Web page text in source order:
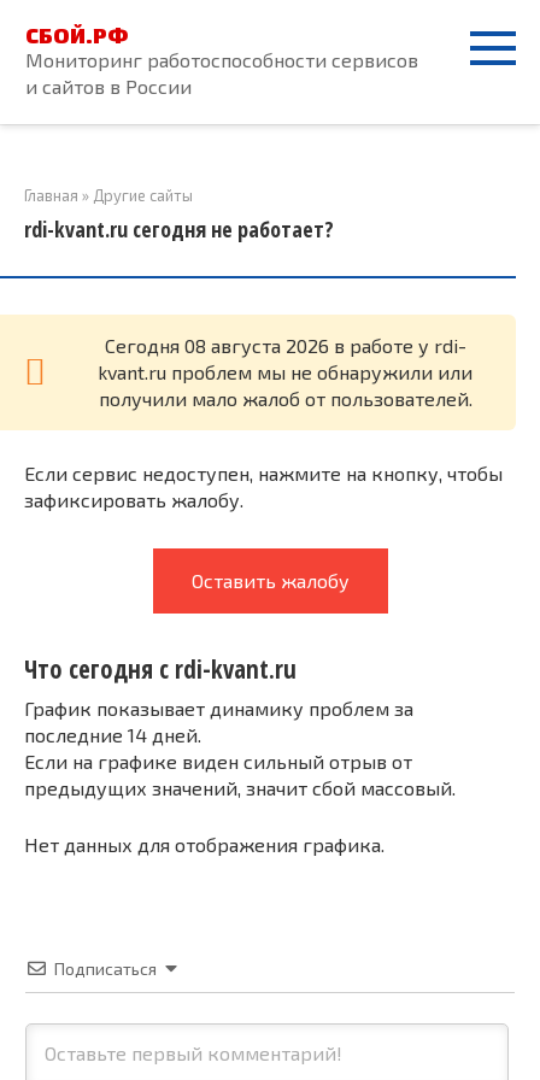
контенту
СБОЙ.РФ
Мониторинг работоспособности сервисов
и сайтов в России
Главная » Другие сайты
rdi-kvant.ru сегодня не работает?
Cегодня 08 августа 2026 в работе у rdi-
kvant.ru проблем мы не обнаружили или
получили мало жалоб от пользователей.
Если сервис недоступен, нажмите на кнопку, чтобы
зафиксировать жалобу.
Оставить жалобу
Что сегодня с rdi-kvant.ru
График показывает динамику проблем за
последние 14 дней.
Если на графике виден сильный отрыв от
предыдущих значений, значит сбой массовый.
Нет данных для отображения графика.
Подписаться